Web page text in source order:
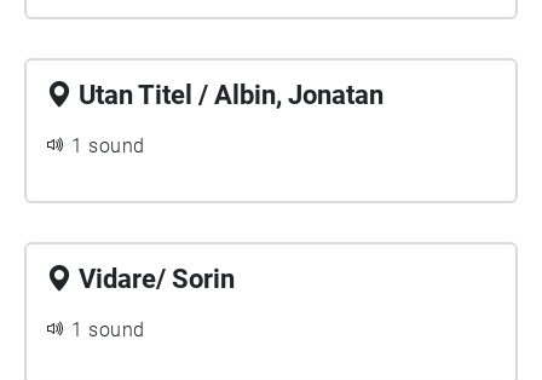
Utan Titel / Albin, Jonatan
1 sound
Vidare/ Sorin
1 sound